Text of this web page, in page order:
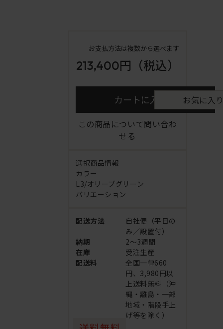
お支払方法は複数から選べます
213,400円 （税込）
カートに入れる お気に入
この商品について問い合わ
せる
選択商品情報
カラー
L3/オリーブグリーン
バリエーション
配送方法
自社便（平日の
み／設置付）
納期
2～3週間
在庫
受注生産
配送料
全国一律660
円、3,980円以
上送料無料（沖
縄・離島・一部
地域・階段手上
げ等を除く）